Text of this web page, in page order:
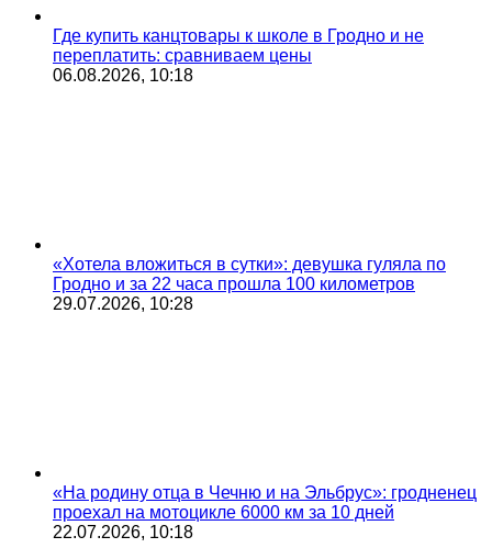
Где купить канцтовары к школе в Гродно и не
переплатить: сравниваем цены
06.08.2026, 10:18
«Хотела вложиться в сутки»: девушка гуляла по
Гродно и за 22 часа прошла 100 километров
29.07.2026, 10:28
«На родину отца в Чечню и на Эльбрус»: гродненец
проехал на мотоцикле 6000 км за 10 дней
22.07.2026, 10:18